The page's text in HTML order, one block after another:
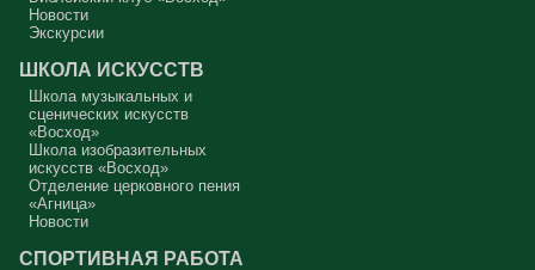
В нас должно быть внимание к тому, что время воздержания – это
дни для приготовления не только к Пасхе, а к Небесному Царству!
Это цель жизни. Я об этом забыл, я туда хочу, но я забыл. И я
сначала увидеть в себе этого урода, а потом начать с ним борьбу.
Аминь.
Протоиерей Андрей Алексеев
Новости
Экскурсии
ШКОЛА ИСКУССТВ
Школа музыкальных и
сценических искусств
«Восход»
Школа изобразительных
искусств «Восход»
Отделение церковного пения
«Агница»
Новости
СПОРТИВНАЯ РАБОТА